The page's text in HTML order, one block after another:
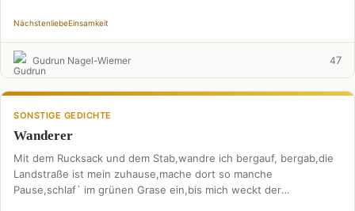
NächstenliebeEinsamkeit
Gudrun Nagel-Wiemer 47
SONSTIGE GEDICHTE
Wanderer
Mit dem Rucksack und dem Stab,wandre ich bergauf, bergab,die
Landstraße ist mein zuhause,mache dort so manche
Pause,schlaf` im grünen Grase ein,bis mich weckt der